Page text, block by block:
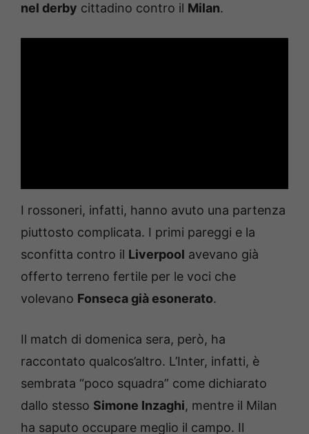
nel derby cittadino contro il Milan.
I rossoneri, infatti, hanno avuto una partenza
piuttosto complicata. I primi pareggi e la
sconfitta contro il Liverpool avevano già
offerto terreno fertile per le voci che
volevano Fonseca già esonerato.
Il match di domenica sera, però, ha
raccontato qualcos’altro. L’Inter, infatti, è
sembrata “poco squadra” come dichiarato
dallo stesso Simone Inzaghi, mentre il Milan
ha saputo occupare meglio il campo. Il